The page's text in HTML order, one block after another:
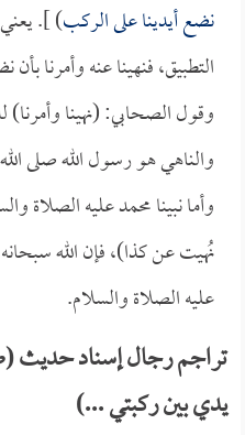
نضع أيدينا على الركب) ].
التطبيق، فنهينا عنه وأمرنا
وقول الصحابي: (نهينا وأمرنا)
والناهي هو رسول الله صلى
وأما نبينا محمد عليه الصلاة
نُهيت عن كذا)، فإن الله
عليه الصلاة والسلام.
تراجم رجال إسناد
يدي بين ركبتي ...)